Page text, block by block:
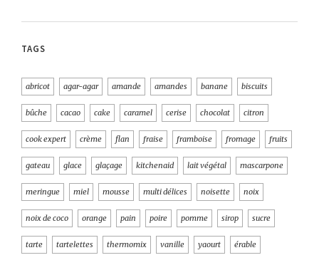
TAGS
abricot agar-agar amande amandes banane biscuits
bûche cacao cake caramel cerise chocolat citron
cook expert crème flan fraise framboise fromage fruits
gateau glace glaçage kitchenaid lait végétal mascarpone
meringue miel mousse multi délices noisette noix
noix de coco orange pain poire pomme sirop sucre
tarte tartelettes thermomix vanille yaourt érable